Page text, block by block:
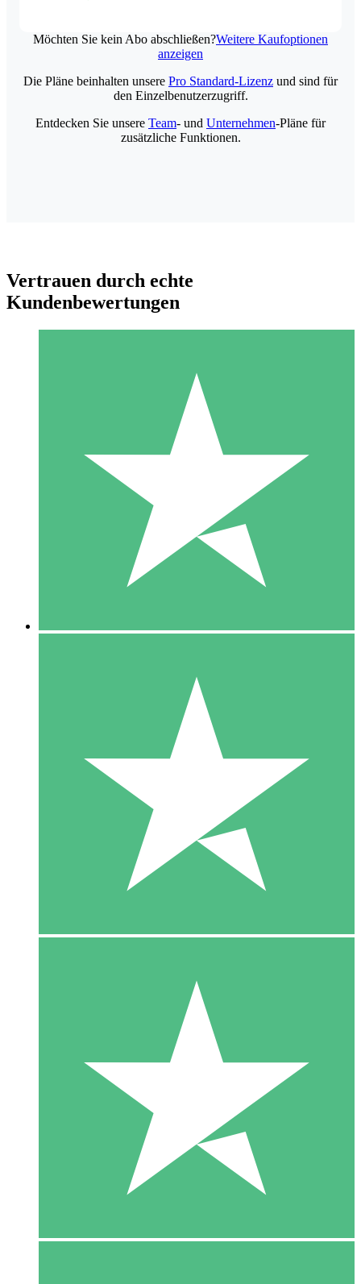
Möchten Sie kein Abo abschließen?Weitere Kaufoptionen
anzeigen
Individuelle Credit-Pakete
Zahlen Sie nach Bedarf mit Download-Credits. Keine
monatliche Verpflichtung erforderlich.
10 00
10 Downloads
20 00
Die Pläne beinhalten unsere Pro Standard-Lizenz und sind für
den Einzelbenutzerzugriff.
Entdecken Sie unsere Team- und Unternehmen-Pläne für
zusätzliche Funktionen.
Vertrauen durch echte
Kundenbewertungen